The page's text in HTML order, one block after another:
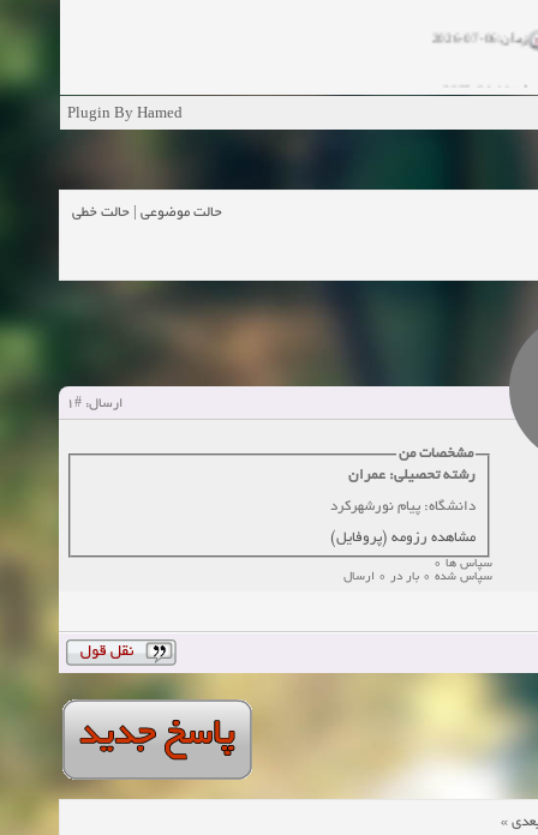
زمان:10-13-2024
زمان:10-11-2024
Plugin By Hamed
حالت موضوعی حالت خطی
ارسال: #1
مشخصات من
رشته تحصیلی: عمران
دانشگاه: پیام نورشهرکرد
مشاهده رزومه (پروفایل)
سپاس ها 0
سپاس شده 0 بار در 0 ارسال
»